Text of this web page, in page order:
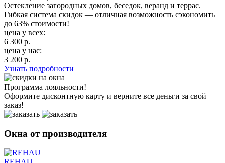
Остекление загородных домов, беседок, веранд и террас.
Гибкая система скидок — отличная возможность сэкономить
до 63% стоимости!
цена у всех:
6 300 р.
цена у нас:
3 200 р.
Узнать подробности
Программа лояльности!
Оформите дисконтную карту и верните все деньги за свой
заказ!
Окна от производителя